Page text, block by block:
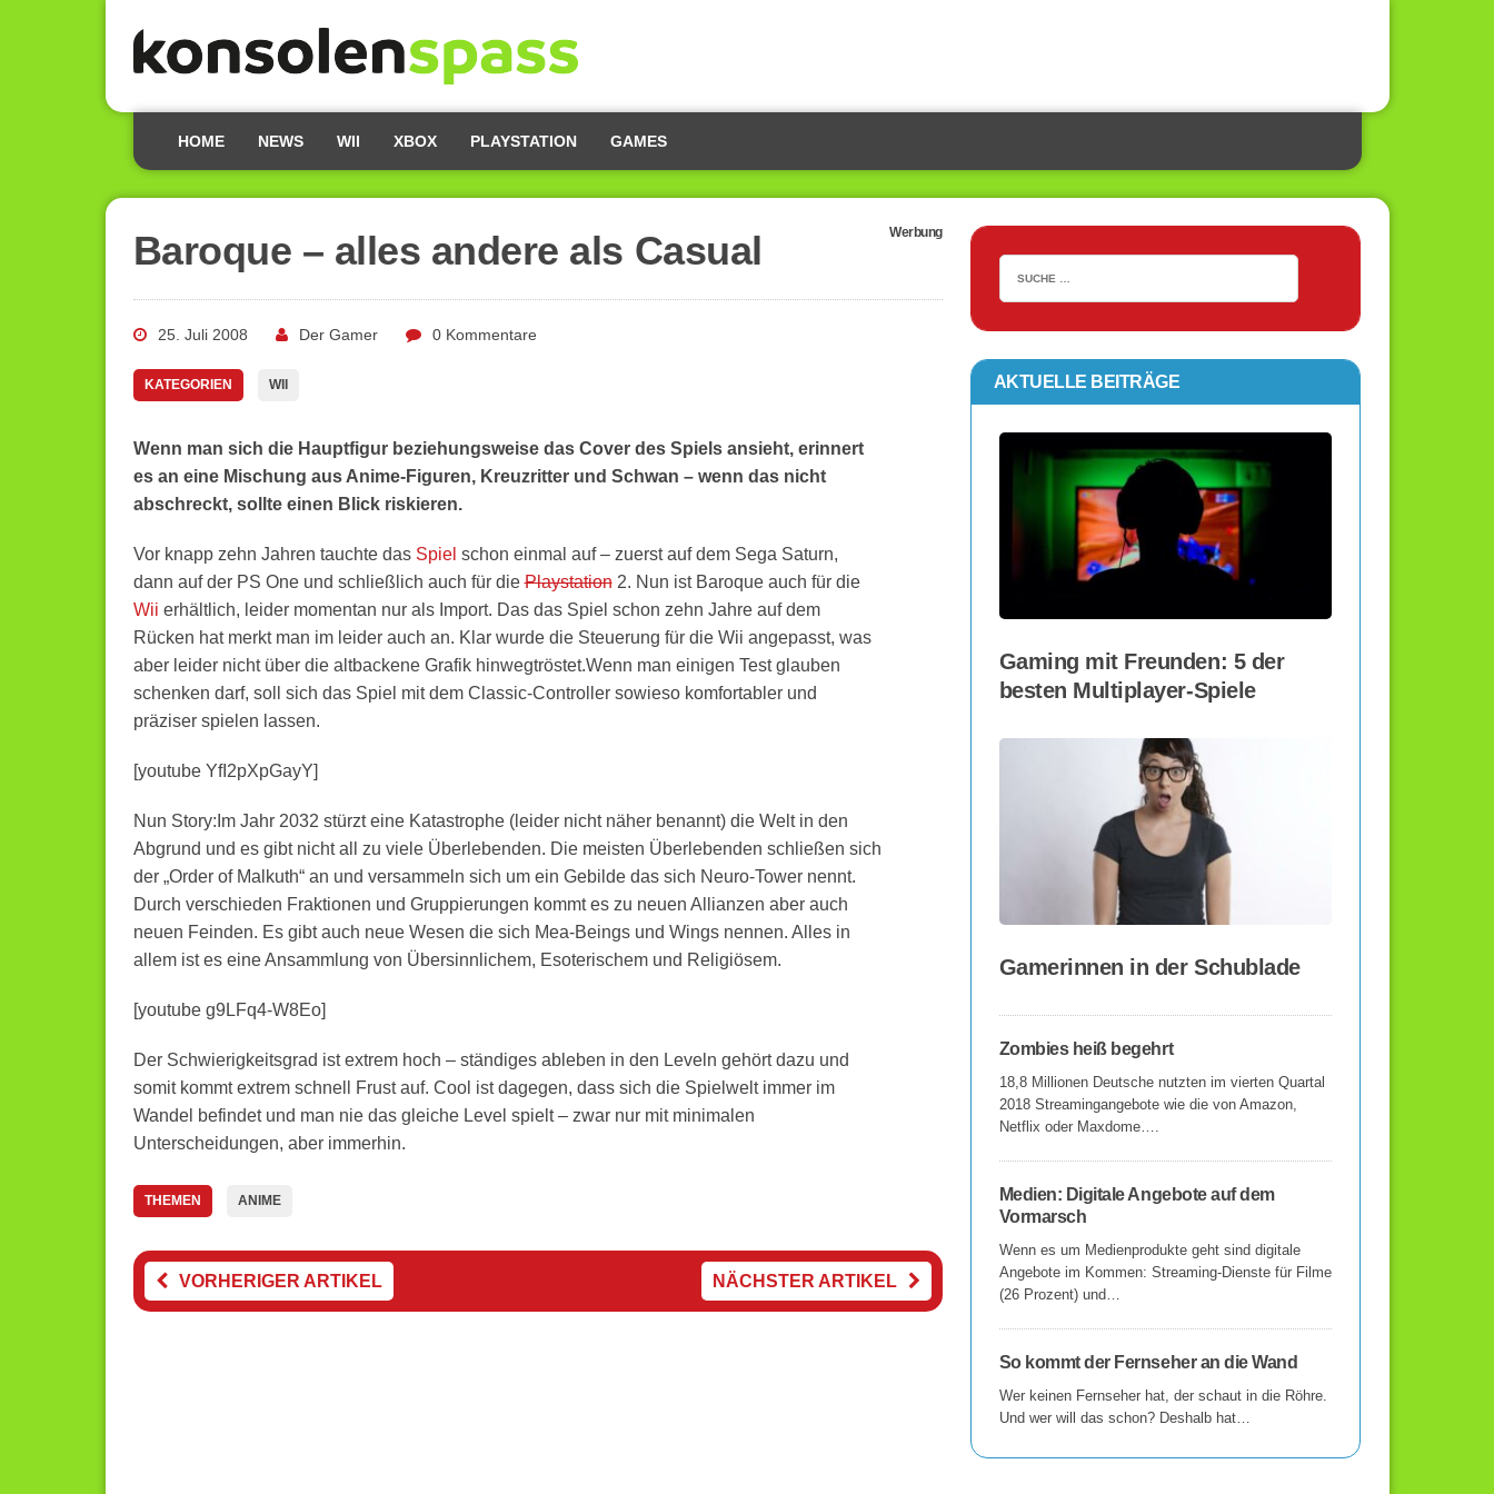
HOME NEWS WII XBOX PLAYSTATION GAMES
Baroque – alles andere als Casual Werbung
25. Juli 2008 Der Gamer 0 Kommentare
KATEGORIEN WII
Wenn man sich die Hauptfigur beziehungsweise das Cover des Spiels ansieht, erinnert
es an eine Mischung aus Anime-Figuren, Kreuzritter und Schwan – wenn das nicht
abschreckt, sollte einen Blick riskieren.
Vor knapp zehn Jahren tauchte das Spiel schon einmal auf – zuerst auf dem Sega Saturn,
dann auf der PS One und schließlich auch für diePlaystation2. Nun ist Baroque auch für die
Wii erhältlich, leider momentan nur als Import. Das das Spiel schon zehn Jahre auf dem
Rücken hat merkt man im leider auch an. Klar wurde die Steuerung für die Wii angepasst, was
aber leider nicht über die altbackene Grafik hinwegtröstet.Wenn man einigen Test glauben
schenken darf, soll sich das Spiel mit dem Classic-Controller sowieso komfortabler und
präziser spielen lassen.
[youtube YfI2pXpGayY]
Nun Story: Im Jahr 2032 stürzt eine Katastrophe (leider nicht näher benannt) die Welt in den
Abgrund und es gibt nicht all zu viele Überlebenden. Die meisten Überlebenden schließen sich
der „Order of Malkuth“ an und versammeln sich um ein Gebilde das sich Neuro-Tower nennt.
Durch verschieden Fraktionen und Gruppierungen kommt es zu neuen Allianzen aber auch
neuen Feinden. Es gibt auch neue Wesen die sich Mea-Beings und Wings nennen. Alles in
allem ist es eine Ansammlung von Übersinnlichem, Esoterischem und Religiösem.
[youtube g9LFq4-W8Eo]
Der Schwierigkeitsgrad ist extrem hoch – ständiges ableben in den Leveln gehört dazu und
somit kommt extrem schnell Frust auf. Cool ist dagegen, dass sich die Spielwelt immer im
Wandel befindet und man nie das gleiche Level spielt – zwar nur mit minimalen
Unterscheidungen, aber immerhin.
THEMEN ANIME
VORHERIGER ARTIKEL NÄCHSTER ARTIKEL
AKTUELLE BEITRÄGE
Gaming mit Freunden: 5 der
besten Multiplayer-Spiele
Gamerinnen in der Schublade
Zombies heiß begehrt
18,8 Millionen Deutsche nutzten im vierten Quartal
2018 Streamingangebote wie die von Amazon,
Netflix oder Maxdome….
Medien: Digitale Angebote auf dem
Vormarsch
Wenn es um Medienprodukte geht sind digitale
Angebote im Kommen: Streaming-Dienste für Filme
(26 Prozent) und…
So kommt der Fernseher an die Wand
Wer keinen Fernseher hat, der schaut in die Röhre.
Und wer will das schon? Deshalb hat…